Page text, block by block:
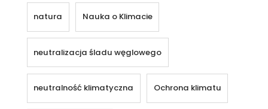
natura Nauka o Klimacie
neutralizacja śladu węglowego
neutralność klimatyczna Ochrona klimatu